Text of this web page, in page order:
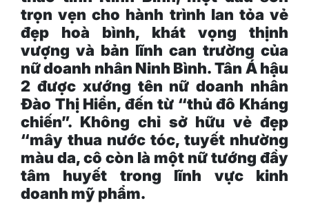
trọn vẹn cho hành trình lan tỏa vẻ
đẹp hoà bình, khát vọng thịnh
vượng và bản lĩnh can trường của
nữ doanh nhân Ninh Bình. Tân Á hậu
2 được xướng tên nữ doanh nhân
Đào Thị Hiển, đến từ “thủ đô Kháng
chiến”. Không chỉ sở hữu vẻ đẹp
“mây thua nước tóc, tuyết nhường
màu da,cô còn là một nữ tướng đầy
tâm huyết trong lĩnh vực kinh
doanh mỹ phẩm.